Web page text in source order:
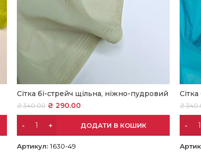
Сітка бі-стрейч щільна, ніжно-пудровий
₴340.00 ₴ 290.00
ДОДАТИ В КОШИК
Артикул:1630-49
₴